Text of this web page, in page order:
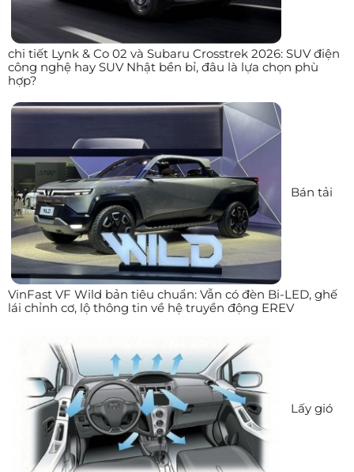
chi tiết Lynk & Co 02 và Subaru Crosstrek 2026: SUV điện
công nghệ hay SUV Nhật bền bỉ, đâu là lựa chọn phù
hợp?
Bán tải
VinFast VF Wild bản tiêu chuẩn: Vẫn có đèn Bi-LED, ghế
lái chỉnh cơ, lộ thông tin về hệ truyền động EREV
Lấy gió